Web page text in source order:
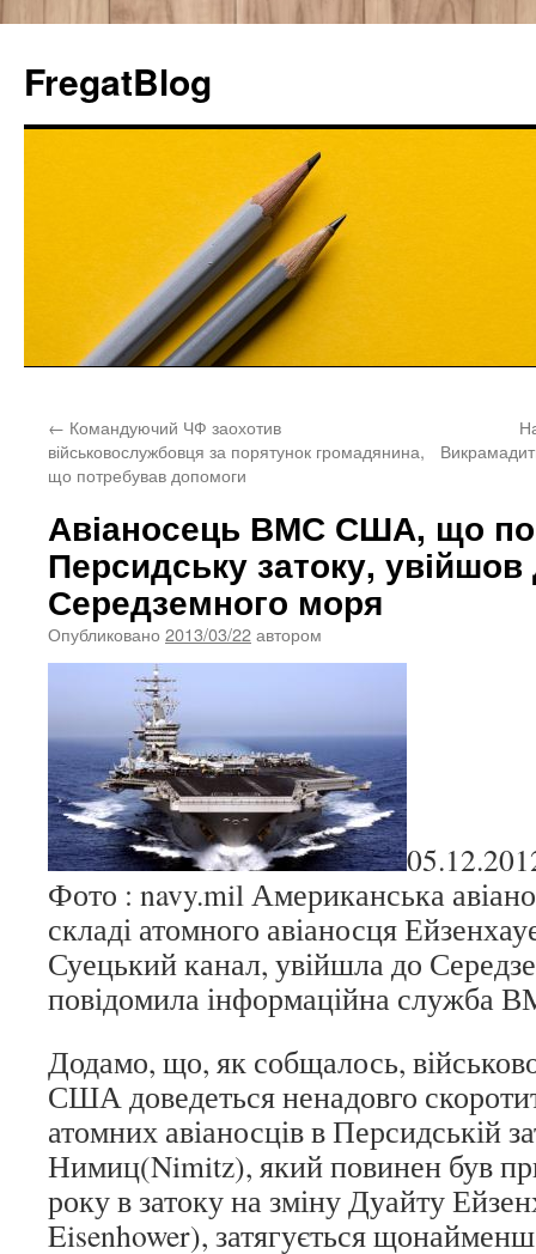
FregatBlog
содержимому
← Командуючий ЧФ заохотив
військовослужбовця за порятунок громадянина,
що потребував допомоги
Авіаносець ВМС США, що
Персидську затоку, увійшов
Середземного моря
Опубликовано 2013/03/22автором
Фото : navy.mil Американська
складі атомного авіаносця
Суецький канал, увійшла до
повідомила інформаційна
Додамо, що, як собщалось,
США доведеться ненадовго
атомних авіаносців в Персидській
Нимиц(Nimitz), який повинен був
року в затоку на зміну Дуайту
Eisenhower), затягується